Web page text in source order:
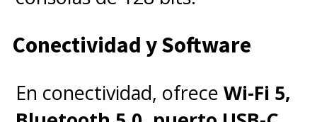
Conectividad y Software
En conectividad, ofreceWi-Fi 5,